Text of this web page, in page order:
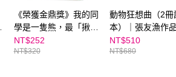
《榮獲金鼎獎》我的同
學是一隻熊，最「揪
心」的生態教育讀本｜
張友漁經典作品｜對應
NT$252
NT$320
動物狂想曲（2冊
本）｜張友漁作
NT$510
NT$680